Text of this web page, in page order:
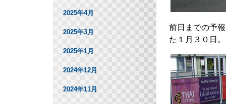
前日までの予
た１月３０日
2025年4月
2025年3月
2025年1月
2024年12月
2024年11月